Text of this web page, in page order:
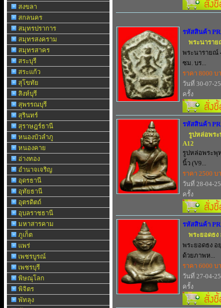
สงขลา
สกลนคร
สมุทรปราการ
สมุทรสงคราม
สมุทรสาคร
สระบุรี
สระแก้ว
สุโขทัย
สิงห์บุรี
สุพรรณบุรี
สุรินทร์
สุราษฎร์ธานี
หนองบัวลำภู
หนองคาย
อ่างทอง
อำนาจเจริญ
อุดรธานี
อุทัยธานี
อุตรดิตถ์
อุบลราชธานี
มหาสารคาม
ภูเก็ต
แพร่
เพชรบูรณ์
เพชรบุรี
พิษณุโลก
พิจิตร
พัทลุง
รหัสสินค้า
พระนาราย
พระนารายณ์
ซม. บร...
ราคา 8000 บ
วันที่ 30-07-
ครั้ง
รหัสสินค้า
รูปหล่อพระ
A12
รูปหล่อพระพุ
นิ้ว (V9...
ราคา 2500 บ
วันที่ 28-04-
ครั้ง
รหัสสินค้า
พระยอดธง
พระยอดธง อ
ด้วยภาพห...
ราคา 6000 บ
วันที่ 27-04-
ครั้ง